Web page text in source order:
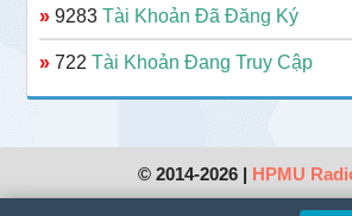
» 9283Tài Khoản Đã Đăng Ký
» 722Tài Khoản Đang Truy Cập
© 2014-2026 | HPMU